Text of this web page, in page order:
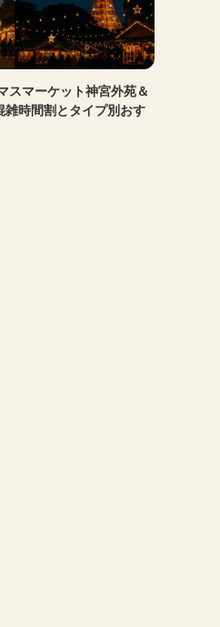
スマーケット神宮外苑＆
雑時間割とタイプ別おす